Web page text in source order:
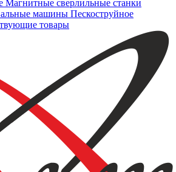
Магнитные сверлильные станки
машины Пескоструйное
товары